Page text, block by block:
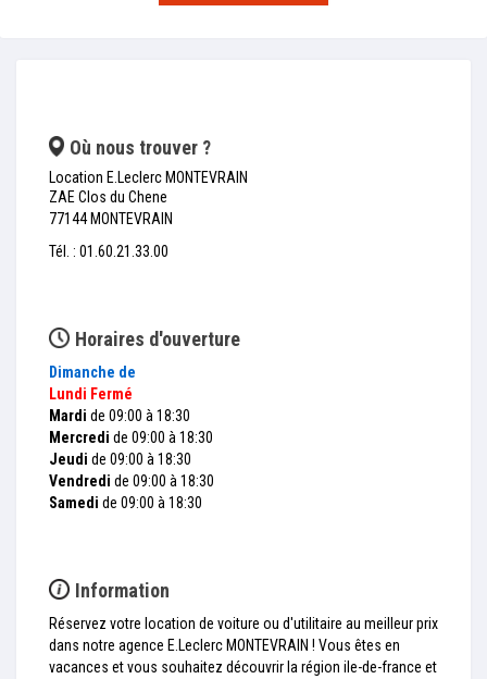
Où nous trouver ?
Location E.Leclerc MONTEVRAIN
ZAE Clos du Chene
77144 MONTEVRAIN
Tél. : 01.60.21.33.00
Horaires d'ouverture
Dimanche de
Lundi Fermé
Mardi de 09:00 à 18:30
Mercredi de 09:00 à 18:30
Jeudi de 09:00 à 18:30
Vendredi de 09:00 à 18:30
Samedi de 09:00 à 18:30
Information
Réservez votre location de voiture ou d'utilitaire au meilleur prix
dans notre agence E.Leclerc MONTEVRAIN ! Vous êtes en
vacances et vous souhaitez découvrir la région ile-de-france et